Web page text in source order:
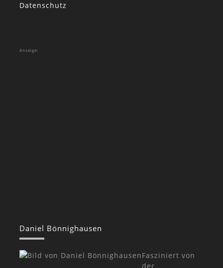
Datenschutz
Anzeige:
Daniel Bönnighausen
Fasziniert von
der